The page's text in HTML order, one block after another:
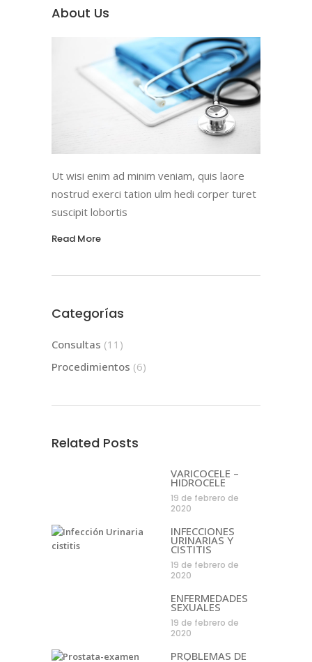
About Us
Ut wisi enim ad minim veniam, quis laore
nostrud exerci tation ulm hedi corper turet
suscipit lobortis
Read More
Categorías
Consultas (11)
Procedimientos (6)
Related Posts
VARICOCELE –
HIDROCELE
19 de febrero de
2020
INFECCIONES
URINARIAS Y
CISTITIS
19 de febrero de
2020
ENFERMEDADES
SEXUALES
19 de febrero de
2020
PROBLEMAS DE